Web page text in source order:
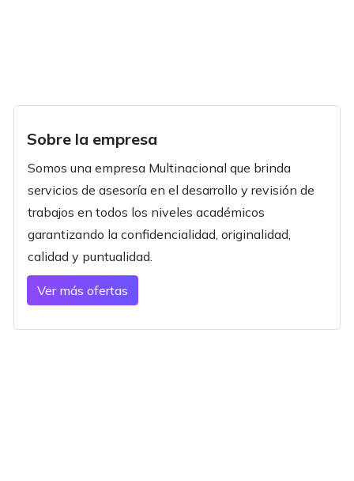
Sobre la empresa
Somos una empresa Multinacional que brinda
servicios de asesoría en el desarrollo y revisión de
trabajos en todos los niveles académicos
garantizando la confidencialidad, originalidad,
calidad y puntualidad.
Ver más ofertas